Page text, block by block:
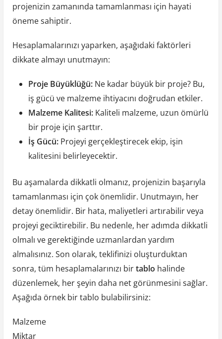
projenizin zamanında tamamlanması için hayati
öneme sahiptir.
Hesaplamalarınızı yaparken, aşağıdaki faktörleri
dikkate almayı unutmayın:
Proje Büyüklüğü:Ne kadar büyük bir proje? Bu,
iş gücü ve malzeme ihtiyacını doğrudan etkiler.
Malzeme Kalitesi:Kaliteli malzeme, uzun ömürlü
bir proje için şarttır.
İş Gücü:Projeyi gerçekleştirecek ekip, işin
kalitesini belirleyecektir.
Bu aşamalarda dikkatli olmanız, projenizin başarıyla
tamamlanması için çok önemlidir. Unutmayın, her
detay önemlidir. Bir hata, maliyetleri artırabilir veya
projeyi geciktirebilir. Bu nedenle, her adımda dikkatli
olmalı ve gerektiğinde uzmanlardan yardım
almalısınız. Son olarak, teklifinizi oluşturduktan
sonra, tüm hesaplamalarınızı birtablo halinde
düzenlemek, her şeyin daha net görünmesini sağlar.
Aşağıda örnek bir tablo bulabilirsiniz:
Malzeme
Miktar